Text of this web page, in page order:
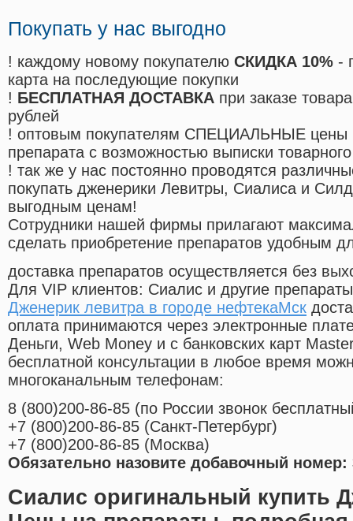
Покупать у нас выгодно
! каждому новому покупателю СКИДКА 10% -
карта на последующие покупки
! БЕСПЛАТНАЯ ДОСТАВКА при заказе
рублей
! оптовым покупателям СПЕЦИАЛЬНЫЕ цены
препарата с возможностью выписки
! так же у нас постоянно проводятся
покупать дженерики Левитры, Сиалиса и
выгодным ценам!
Cотрудники нашей фирмы прилагают
сделать приобретение препаратов удобным
доставка препаратов осуществляется без
Для VIP клиентов: Сиалис и другие
Дженерик левитра в городе нефтекаМск
оплата принимаются через электронные
Деньги, Web Money и с банковских карт
бесплатной консультации в любое время
многоканальным телефонам:
8 (800)200-86-85 (по России звонок
+7 (800)200-86-85 (Санкт-Петербург)
+7 (800)200-86-85 (Москва)
Обязательно назовите добавочный номер:
Сиалис оригинальный купить